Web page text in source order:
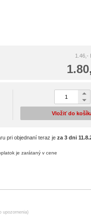
1.46,-
Vložiť do
pri objednaní teraz je za 3 dni
je zarátaný v cene
upozornenia)